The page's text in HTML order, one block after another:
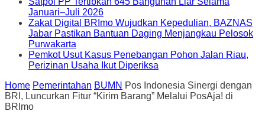
Januari–Juli 2026
Zakat Digital BRImo Wujudkan Kepedulian, BAZNAS
Jabar Pastikan Bantuan Daging Menjangkau Pelosok
Purwakarta
Pemkot Usut Kasus Penebangan Pohon Jalan Riau,
Perizinan Usaha Ikut Diperiksa
Home Pemerintahan BUMN Pos Indonesia Sinergi dengan
BRI, Luncurkan Fitur “Kirim Barang” Melalui PosAja! di
BRImo